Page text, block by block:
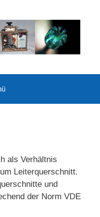
als Verhältnis
Leiterquerschnitt.
und
der Norm VDE